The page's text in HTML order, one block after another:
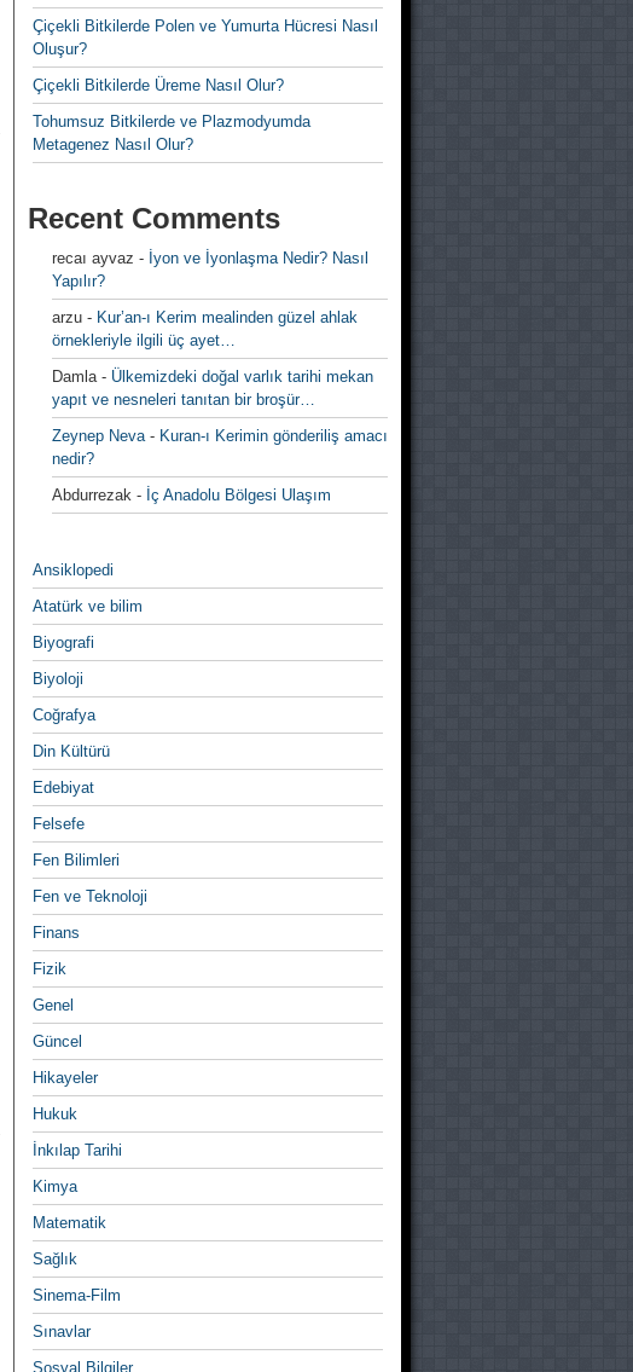
Çiçekli Bitkilerde Polen ve Yumurta Hücresi Nasıl
Oluşur?
Çiçekli Bitkilerde Üreme Nasıl Olur?
Tohumsuz Bitkilerde ve Plazmodyumda
Metagenez Nasıl Olur?
Recent Comments
recaı ayvaz - İyon ve İyonlaşma Nedir? Nasıl
Yapılır?
arzu - Kur’an-ı Kerim mealinden güzel ahlak
örnekleriyle ilgili üç ayet…
Damla- Ülkemizdeki doğal varlık tarihi mekan
yapıt ve nesneleri tanıtan bir broşür…
Zeynep Neva- Kuran-ı Kerimin gönderiliş amacı
nedir?
Abdurrezak - İç Anadolu Bölgesi Ulaşım
Ansiklopedi
Atatürk ve bilim
Biyografi
Biyoloji
Coğrafya
Din Kültürü
Edebiyat
Felsefe
Fen Bilimleri
Fen ve Teknoloji
Finans
Fizik
Genel
Güncel
Hikayeler
Hukuk
İnkılap Tarihi
Kimya
Matematik
Sağlık
Sinema-Film
Sınavlar
Sosyal Bilgiler